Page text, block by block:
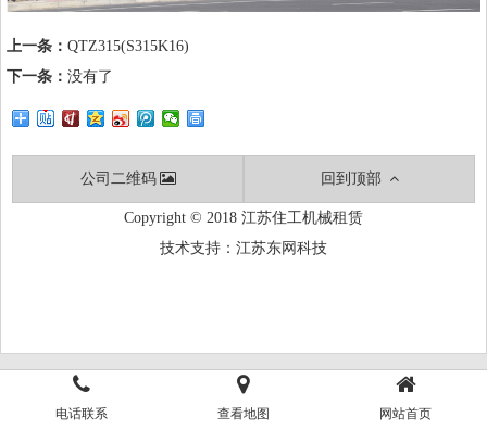
上一条： QTZ315(S315K16)
下一条： 没有了
公司二维码 回到顶部
Copyright © 2018 江苏住工机械租赁
技术支持：江苏东网科技
电话联系 查看地图 网站首页